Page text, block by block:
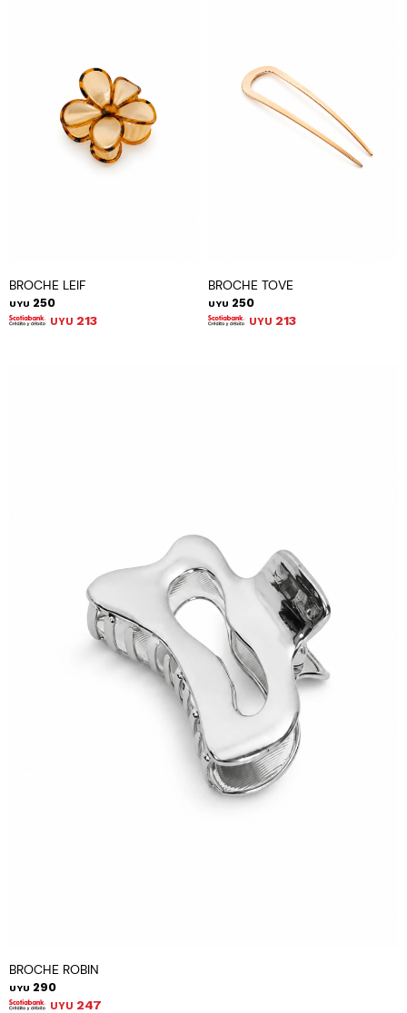
BROCHE LEIF
UYU 250
UYU 213
BROCHE TOVE
UYU 250
UYU 213
BROCHE ROBIN
UYU 290
UYU 247